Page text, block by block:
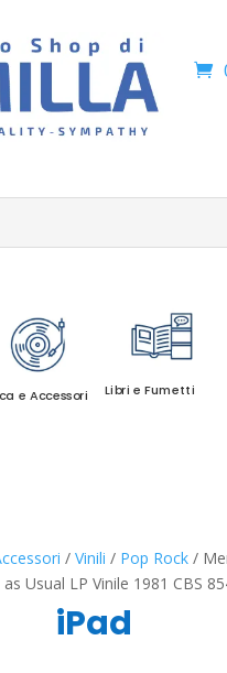
e Accessori Libri e Fumetti
/ Vinili / Pop Rock/
Usual LP Vinile 1981 CBS
iPad